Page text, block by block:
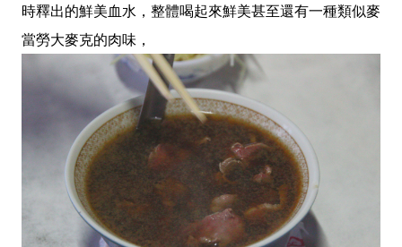
時釋出的鮮美血水，整體喝起來鮮美甚至還有一種類似麥
當勞大麥克的肉味，